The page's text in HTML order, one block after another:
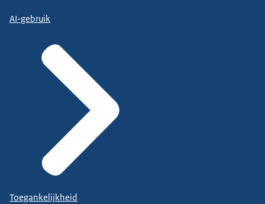
AI-gebruik
Toegankelijkheid